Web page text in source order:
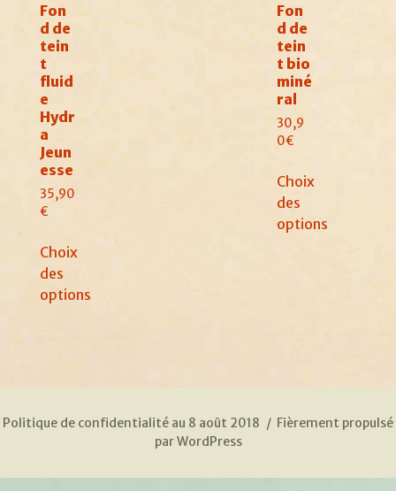
Fon
d de
tein
t
fluid
e
Hydr
a
Jeun
esse
35,90
€
Choix
des
options
Les
Fon
d de
tein
t bio
miné
ral
30,9
0€
Choix
des
options
être
la
Politique de confidentialité au 8 août 2018
Fièrement propulsé
par WordPress